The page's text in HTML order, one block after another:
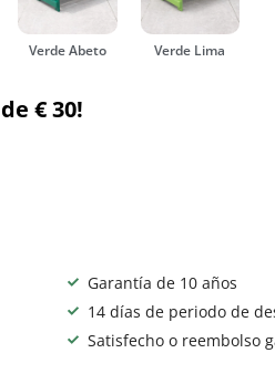
Verde Abeto Verde Lima
€ 30!
Garantía de 10 años
14 días de periodo de
Satisfecho o reembolso